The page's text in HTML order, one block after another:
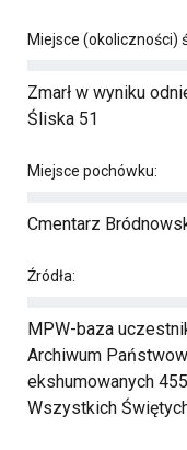
Miejsce (okoliczności)
Zmarł w wyniku
Śliska 51
Miejsce pochówku:
Cmentarz
Źródła:
MPW-baza
Archiwum
ekshumowanych
Wszystkich